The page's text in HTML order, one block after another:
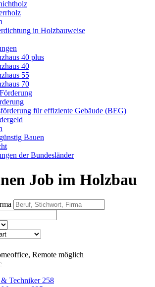
in Holzbauweise
40 plus
40
55
70
für effiziente Gebäude (BEG)
Bauen
der Bundesländer
Job im Holzbau
Remote möglich
Techniker 258